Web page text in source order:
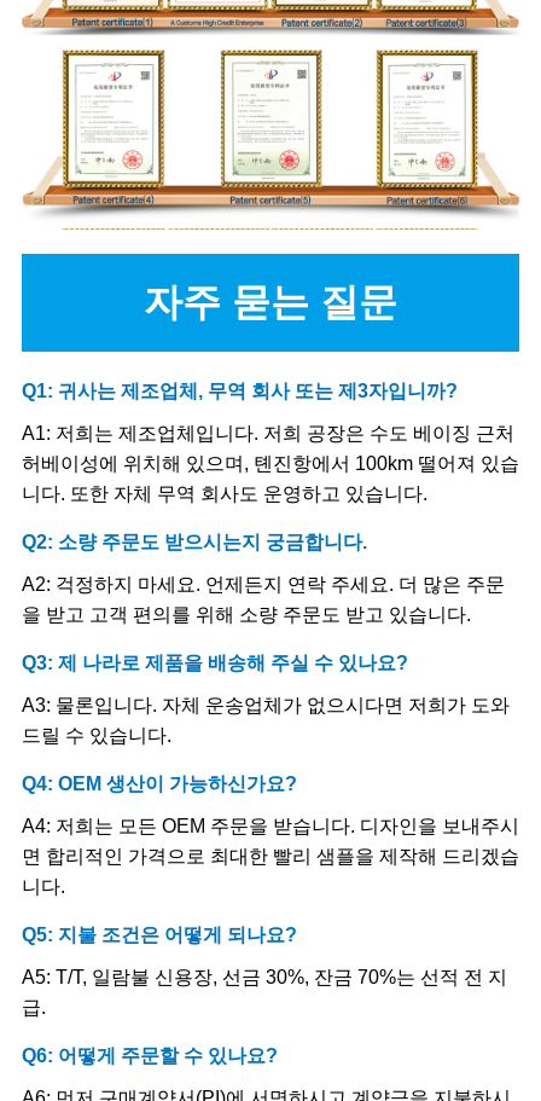
자주 묻는 질문
Q1: 귀사는 제조업체, 무역 회사 또는 제3자입니까?
A1: 저희는 제조업체입니다. 저희 공장은 수도 베이징 근처
허베이성에 위치해 있으며, 톈진항에서 100km 떨어져 있습
니다. 또한 자체 무역 회사도 운영하고 있습니다.
Q2: 소량 주문도 받으시는지 궁금합니다.
A2: 걱정하지 마세요. 언제든지 연락 주세요. 더 많은 주문
을 받고 고객 편의를 위해 소량 주문도 받고 있습니다.
Q3: 제 나라로 제품을 배송해 주실 수 있나요?
A3: 물론입니다. 자체 운송업체가 없으시다면 저희가 도와
드릴 수 있습니다.
Q4: OEM 생산이 가능하신가요?
A4: 저희는 모든 OEM 주문을 받습니다. 디자인을 보내주시
면 합리적인 가격으로 최대한 빨리 샘플을 제작해 드리겠습
니다.
Q5: 지불 조건은 어떻게 되나요?
A5: T/T, 일람불 신용장, 선금 30%, 잔금 70%는 선적 전 지
급.
Q6: 어떻게 주문할 수 있나요?